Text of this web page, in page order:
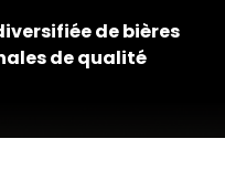
de bières
de qualité